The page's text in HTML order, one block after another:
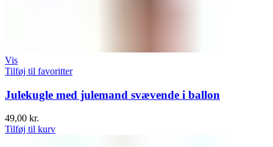
Vis
Tilføj til favoritter
Julekugle med julemand svævende i ballon
49,00 kr.
Tilføj til kurv